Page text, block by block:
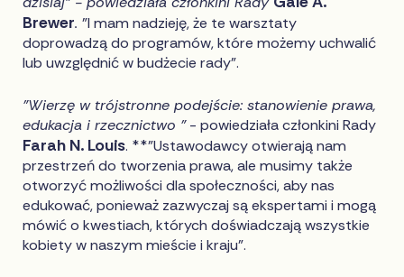
Brewer."I mam nadzieję, że te warsztaty
doprowadzą do programów, które możemy uchwalić
lub uwzględnić w budżecie rady".
"Wierzę w trójstronne podejście: stanowienie prawa,
edukacja i rzecznictwo "- powiedziała członkini Rady
Farah N. Louis. **"Ustawodawcy otwierają nam
przestrzeń do tworzenia prawa, ale musimy także
otworzyć możliwości dla społeczności, aby nas
edukować, ponieważ zazwyczaj są ekspertami i mogą
mówić o kwestiach, których doświadczają wszystkie
kobiety w naszym mieście i kraju".